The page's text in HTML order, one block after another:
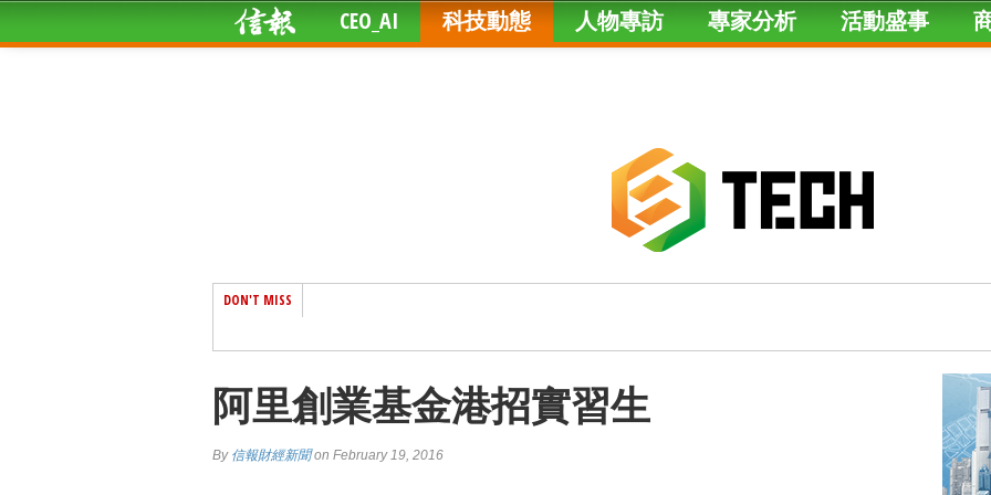
CEO_AI 科技動態 人物專訪 專家分析 活動盛事
DON'T MISS
阿里創業基金港招實習生
By 信報財經新聞on February 19, 2016